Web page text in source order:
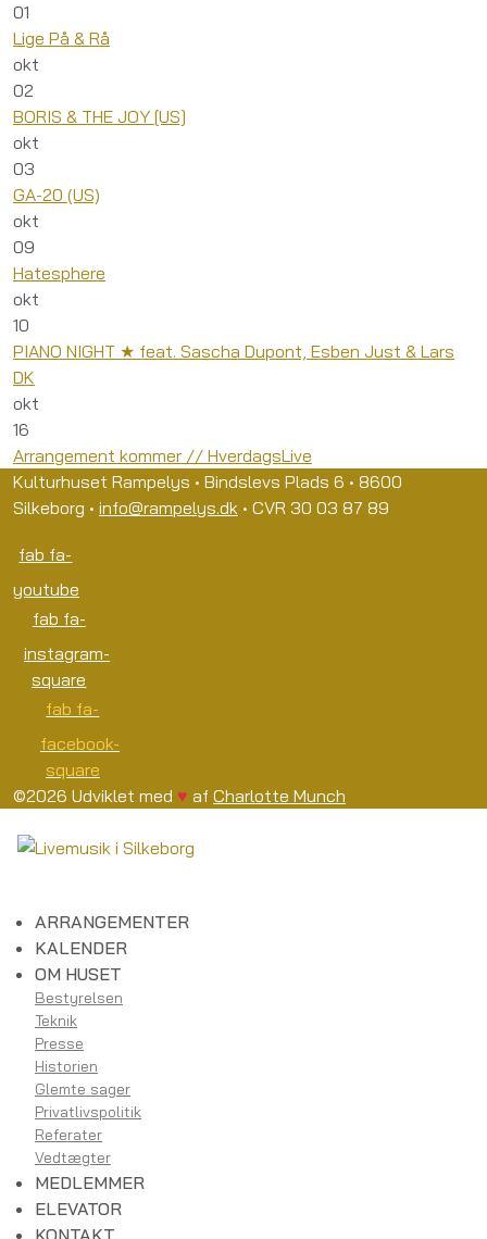
01
Lige På & Rå
okt
02
BORIS & THE JOY [US]
okt
03
GA-20 (US)
okt
09
Hatesphere
okt
10
PIANO NIGHT ★ feat. Sascha Dupont, Esben Just & Lars
DK
okt
16
Arrangement kommer // HverdagsLive
Kulturhuset Rampelys • Bindslevs Plads 6 • 8600
Silkeborg • info@rampelys.dk • CVR 30 03 87 89
fab fa-
youtube
fab fa-
instagram-
square
fab fa-
facebook-
square
©2026 Udviklet med ♥ af Charlotte Munch
ARRANGEMENTER
KALENDER
OM HUSET
Bestyrelsen
Teknik
Presse
Historien
Glemte sager
Privatlivspolitik
Referater
Vedtægter
MEDLEMMER
ELEVATOR